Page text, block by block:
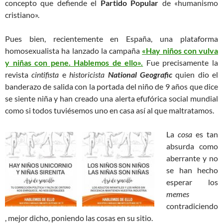
concepto que defiende el Partido Popular de «humanismo
cristiano».
Pues bien, recientemente en España, una plataforma
homosexualista ha lanzado la campaña «Hay niños con vulva
y niñas con pene. Hablemos de ello». Fue precisamente la
revistacintifista ehistoricista National Geografic quien dio el
banderazo de salida con la portada del niño de 9 años que dice
se siente niña y han creado una alerta efufórica social mundial
como si todos tuviésemos uno en casa así al que maltratamos.
La cosa es tan
absurda como
aberrante y no
se han hecho
esperar los
memes
contradiciendo
, mejor dicho, poniendo las cosas en su sitio.